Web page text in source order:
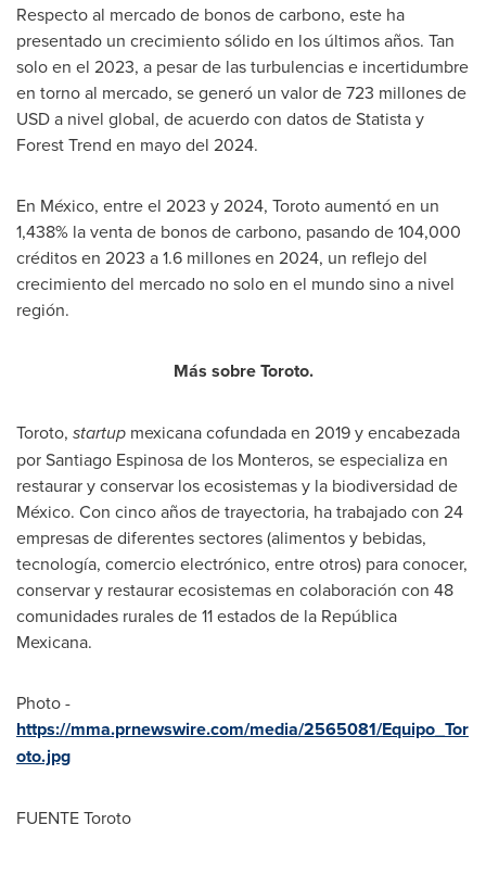
Respecto al mercado de bonos de carbono, este ha
presentado un crecimiento sólido en los últimos años. Tan
solo en el 2023, a pesar de las turbulencias e incertidumbre
en torno al mercado, se generó un valor de 723 millones de
USD a nivel global, de acuerdo con datos de Statista y
Forest Trend en mayo del 2024.
En México, entre el 2023 y 2024, Toroto aumentó en un
1,438% la venta de bonos de carbono, pasando de 104,000
créditos en 2023 a 1.6 millones en 2024, un reflejo del
crecimiento del mercado no solo en el mundo sino a nivel
región.
Más sobre Toroto.
Toroto, startup mexicana cofundada en 2019 y encabezada
porSantiago Espinosa de los Monteros, se especializa en
restaurar y conservar los ecosistemas y la biodiversidad de
México. Con cinco años de trayectoria, ha trabajado con 24
empresas de diferentes sectores (alimentos y bebidas,
tecnología, comercio electrónico, entre otros) para conocer,
conservar y restaurar ecosistemas en colaboración con 48
comunidades rurales de 11 estados de la República
Mexicana.
Photo -
https://mma.prnewswire.com/media/2565081/Equipo_Tor
oto.jpg
FUENTE Toroto